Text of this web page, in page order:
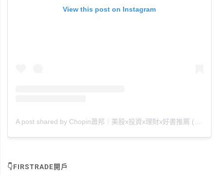
View this post on Instagram
👇FIRSTRADE開戶